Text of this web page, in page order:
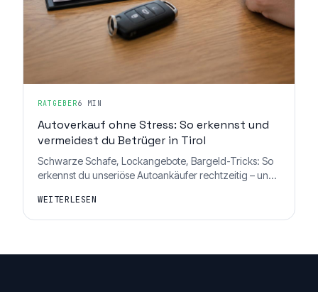
RATGEBER6 MIN
Autoverkauf ohne Stress: So erkennst und
vermeidest du Betrüger in Tirol
Schwarze Schafe, Lockangebote, Bargeld-Tricks: So
erkennst du unseriöse Autoankäufer rechtzeitig – und
WEITERLESEN